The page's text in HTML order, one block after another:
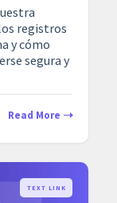
registros
y cómo
segura y
Read More
TEXT LINK